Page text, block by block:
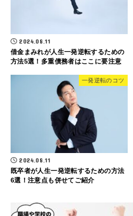
2024.08.11
借金まみれが人生一発逆転するための
方法5選！多重債務者はここに要注意
一発逆転のコツ
2024.08.11
既卒者が人生一発逆転するための方法
6選！注意点も併せてご紹介